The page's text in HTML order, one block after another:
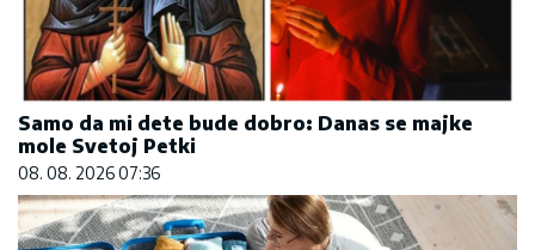
Samo da mi dete bude dobro: Danas se majke
mole Svetoj Petki
08. 08. 2026 07:36